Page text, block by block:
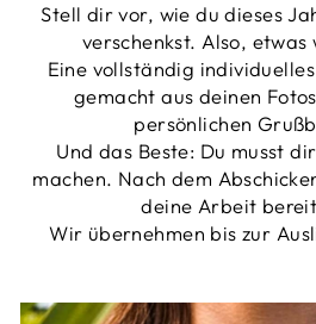
Stell dir vor, wie du dieses
verschenkst. Also, etwas
Eine vollständig
gemacht aus deinen
persönlichen
Und das Beste: Du musst
machen. Nach dem
deine Arbeit
Wir übernehmen bis zur